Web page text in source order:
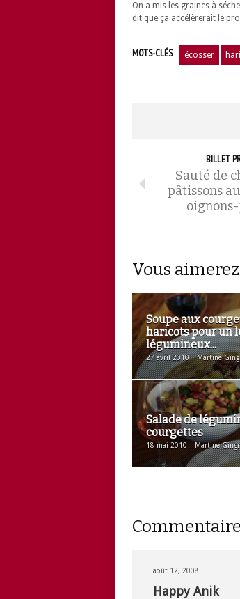
On a mis les graines à
dit que ça accélèrerait le
MOTS-CLÉS écosser
BILLET
Sauté de
pâtissons
Vous aimerez
Soupe aux
haricots pour un
légumineux...
27 avril 2010 | Martine
Salade de
courgettes
18 mai 2010 | Martine
août 12, 2008
Happy Anik